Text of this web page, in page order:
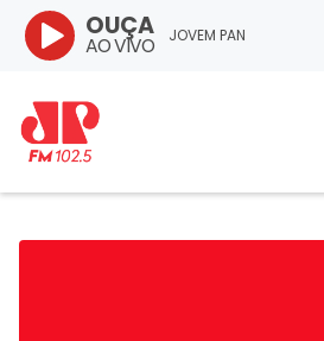
JOVEM PAN
OUÇA
AO VIVO